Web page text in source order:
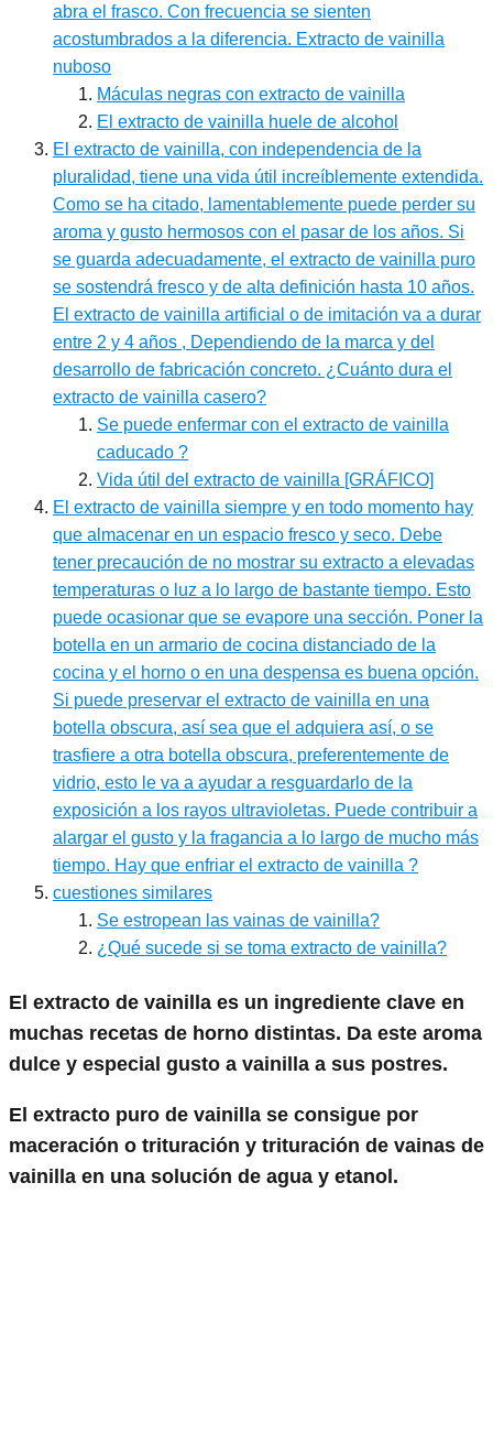
abra el frasco. Con frecuencia se sienten
acostumbrados a la diferencia. Extracto de vainilla
nuboso
Máculas negras con extracto de vainilla
El extracto de vainilla huele de alcohol
El extracto de vainilla, con independencia de la
pluralidad, tiene una vida útil increíblemente extendida.
Como se ha citado, lamentablemente puede perder su
aroma y gusto hermosos con el pasar de los años. Si
se guarda adecuadamente, el extracto de vainilla puro
se sostendrá fresco y de alta definición hasta 10 años.
El extracto de vainilla artificial o de imitación va a durar
entre 2 y 4 años , Dependiendo de la marca y del
desarrollo de fabricación concreto. ¿Cuánto dura el
extracto de vainilla casero?
Se puede enfermar con el extracto de vainilla
caducado ?
Vida útil del extracto de vainilla [GRÁFICO]
El extracto de vainilla siempre y en todo momento hay
que almacenar en un espacio fresco y seco. Debe
tener precaución de no mostrar su extracto a elevadas
temperaturas o luz a lo largo de bastante tiempo. Esto
puede ocasionar que se evapore una sección. Poner la
botella en un armario de cocina distanciado de la
cocina y el horno o en una despensa es buena opción.
Si puede preservar el extracto de vainilla en una
botella obscura, así sea que el adquiera así, o se
trasfiere a otra botella obscura, preferentemente de
vidrio, esto le va a ayudar a resguardarlo de la
exposición a los rayos ultravioletas. Puede contribuir a
alargar el gusto y la fragancia a lo largo de mucho más
tiempo. Hay que enfriar el extracto de vainilla ?
cuestiones similares
Se estropean las vainas de vainilla?
¿Qué sucede si se toma extracto de vainilla?
El extracto de vainilla es un ingrediente clave en
muchas recetas de horno distintas. Da este aroma
dulce y especial gusto a vainilla a sus postres.
El extracto puro de vainilla se consigue por
maceración o trituración y trituración de vainas de
vainilla en una solución de agua y etanol.